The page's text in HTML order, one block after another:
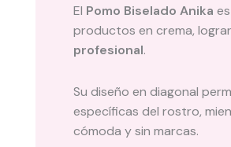
El Pomo Biselado Anika
productos en crema,
profesional.
Su diseño en diagonal
específicas del rostro,
cómoda y sin marcas.